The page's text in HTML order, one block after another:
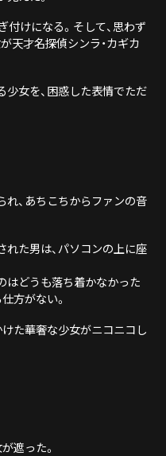
付けになる。そして、思わず
天才名探偵シンラ・カギカ
女を、困惑した表情でただ
、あちこちからファンの音
た男は、パソコンの上に座
どうも落ち着かなかった
方がない。
た華奢な少女がニコニコし
遮った。